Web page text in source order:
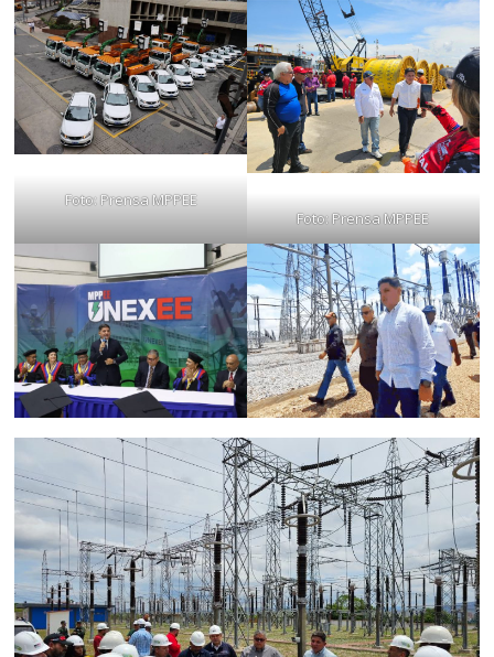
Foto: Prensa MPPEE
Foto: Prensa MPPEE